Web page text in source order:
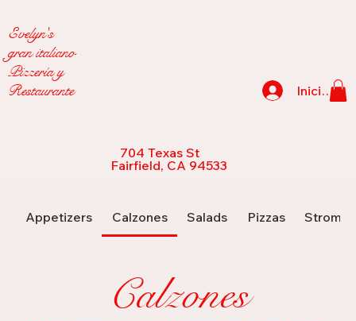
Evelyn's
gran italiano
Pizzería y
Restaurante
704 Texas St
Fairfield, CA 94533
Iniciar
Appetizers Calzones Salads Pizzas
Calzones